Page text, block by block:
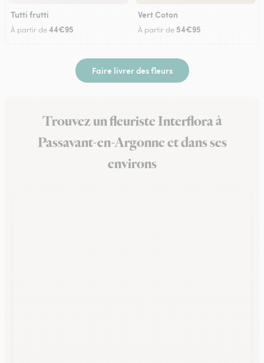
Tutti frutti
À partir de44€95
Vert Coton
À partir de 54€95
Faire livrer des fleurs
Trouvez un fleuriste Interflora à
Passavant-en-Argonne et dans ses
environs